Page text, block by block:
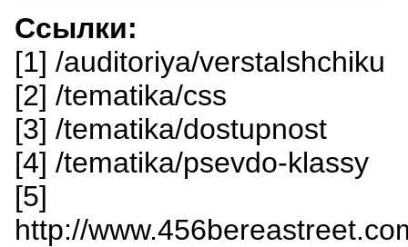
Ссылки:
[1] /auditoriya/verstalshchiku
[2] /tematika/css
[3] /tematika/dostupnost
[4] /tematika/psevdo-klassy
[5]
http://